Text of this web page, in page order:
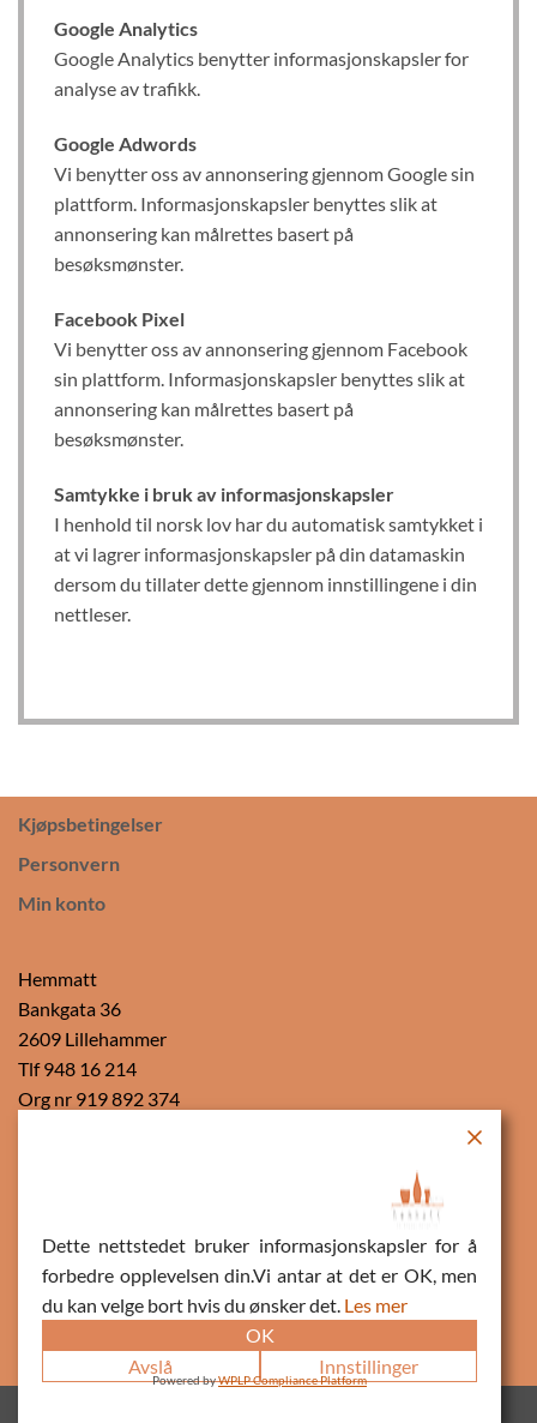
Google Analytics
Google Analytics benytter informasjonskapsler for
analyse av trafikk.
Google Adwords
Vi benytter oss av annonsering gjennom Google sin
plattform. Informasjonskapsler benyttes slik at
annonsering kan målrettes basert på
besøksmønster.
Facebook Pixel
Vi benytter oss av annonsering gjennom Facebook
sin plattform. Informasjonskapsler benyttes slik at
annonsering kan målrettes basert på
besøksmønster.
Samtykke i bruk av informasjonskapsler
I henhold til norsk lov har du automatisk samtykket i
at vi lagrer informasjonskapsler på din datamaskin
dersom du tillater dette gjennom innstillingene i din
nettleser.
Kjøpsbetingelser
Personvern
Min konto
Hemmatt
Bankgata 36
2609 Lillehammer
Tlf 948 16 214
Org nr 919 892 374
Dette nettstedet bruker informasjonskapsler for å
forbedre opplevelsen din.Vi antar at det er OK, men
du kan velge bort hvis du ønsker det. Les mer
OK
Avslå
Innstillinger
Powered byWPLP Compliance Platform